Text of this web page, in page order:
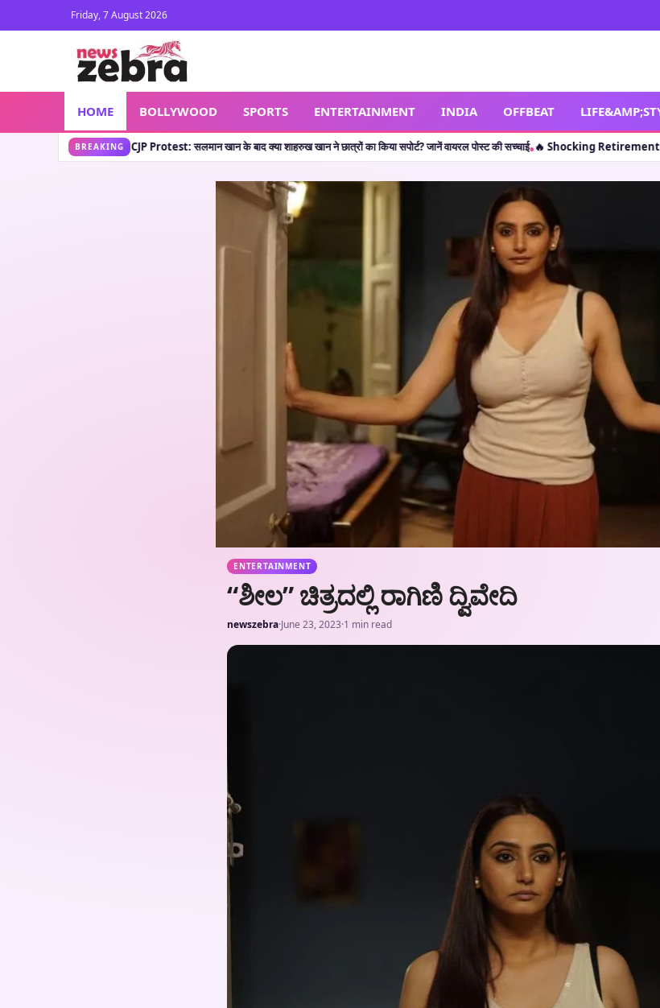
Friday, 7 August 2026
HOME BOLLYWOOD SPORTS ENTERTAINMENT INDIA OFFBEAT
BREAKING
सलमान खान के बाद क्या शाहरुख खान ने छात्रों का किया सपोर्ट? जानें वायरल पोस्ट की सच्चाई•🔥 Shocking Retirement: थलपति विजय ही नहीं, इन 5 कलाकारों ने भी
ENTERTAINMENT
“ಶೀಲ” ಚಿತ್ರದಲ್ಲಿ ರಾಗಿಣಿ ದ್ವಿವೇದಿ
newszebra·June 23, 2023·1 min read